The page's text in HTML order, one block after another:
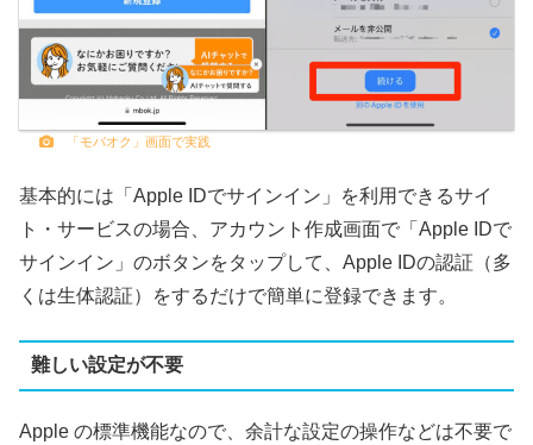
「モバオク」画面で実践
基本的には「Apple IDでサインイン」を利用できるサイ
ト・サービスの場合、アカウント作成画面で「Apple IDで
サインイン」のボタンをタップして、Apple IDの認証（多
くは生体認証）をするだけで簡単に登録できます。
難しい設定が不要
Apple の標準機能なので、余計な設定の操作などは不要で